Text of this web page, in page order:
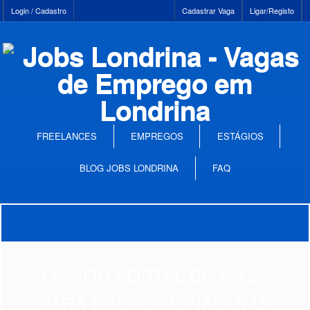
Login / Cadastro Ligar/Registo
Cadastrar Vaga
FREELANCES EMPREGOS ESTÁGIOS
BLOG JOBS LONDRINA FAQ